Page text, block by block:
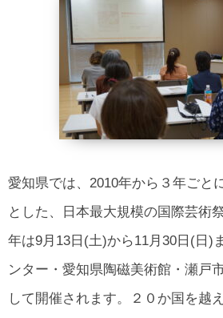
愛知県では、2010年から３年ごと
とした、日本最大規模の国際芸術
年は9月13日(土)から11月30日(日)
ンター・愛知県陶磁美術館・瀬戸
して開催されます。２０か国を越